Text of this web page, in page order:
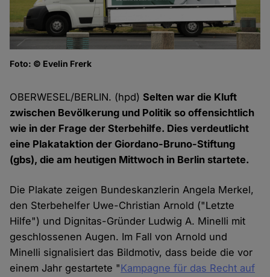
Foto: © Evelin Frerk
OBERWESEL/BERLIN. (hpd)Selten war die Kluft
zwischen Bevölkerung und Politik so offensichtlich
wie in der Frage der Sterbehilfe. Dies verdeutlicht
eine Plakataktion der Giordano-Bruno-Stiftung
(gbs), die am heutigen Mittwoch in Berlin startete.
Die Plakate zeigen Bundeskanzlerin Angela Merkel,
den Sterbehelfer Uwe-Christian Arnold ("Letzte
Hilfe") und Dignitas-Gründer Ludwig A. Minelli mit
geschlossenen Augen. Im Fall von Arnold und
Minelli signalisiert das Bildmotiv, dass beide die vor
einem Jahr gestartete "Kampagne für das Recht auf